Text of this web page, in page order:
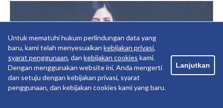
Untuk mematuhi hukum perlindungan data yang
baru, kami telah menyesuaikan kebijakan privasi,
syarat penggunaan, dan kebijakan cookies kami.
Dengan menggunakan website ini, Anda mengerti
dan setuju dengan kebijakan privasi, syarat
penggunaan, dan kebijakan cookies kami yang baru.
Lanjutkan